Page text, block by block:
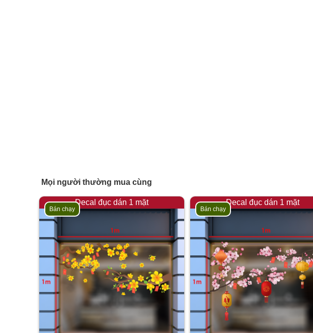
Mọi người thường mua cùng
Decal đục dán 1 mặt
Bán chạy
Decal đục dán 1 mặt
Bán chạy